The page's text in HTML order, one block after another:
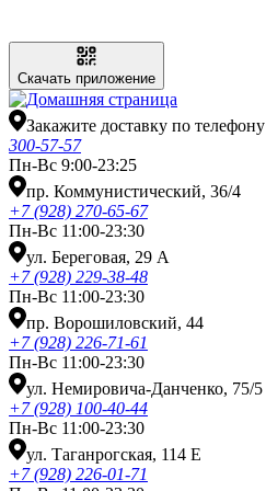
Скачать приложение
Закажите доставку по телефону
300-57-57
Пн-Вс 9:00-23:25
пр. Коммунистический, 36/4
+7 (928) 270-65-67
Пн-Вс 11:00-23:30
ул. Береговая, 29 А
+7 (928) 229-38-48
Пн-Вс 11:00-23:30
пр. Ворошиловский, 44
+7 (928) 226-71-61
Пн-Вс 11:00-23:30
ул. Немировича-Данченко, 75/5
+7 (928) 100-40-44
Пн-Вс 11:00-23:30
ул. Таганрогская, 114 Е
+7 (928) 226-01-71